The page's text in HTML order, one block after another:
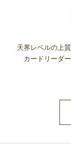
天界レベルの上
カードリーダ